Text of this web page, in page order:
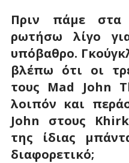
Πριν πάμε
ρωτήσω λίγο
υπόβαθρο.
βλέπω ότι οι
τους Mad John
λοιπόν και
John στους
της ίδιας
διαφορετικό;